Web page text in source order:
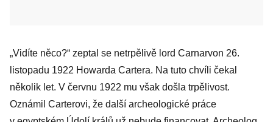
„Vidíte něco?“ zeptal se netrpělivě lord Carnarvon 26.
listopadu 1922 Howarda Cartera. Na tuto chvíli čekal
několik let. V červnu 1922 mu však došla trpělivost.
Oznámil Carterovi, že další archeo­logické práce